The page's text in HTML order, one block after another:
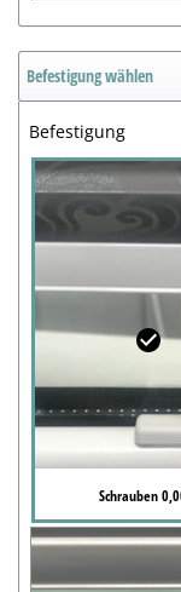
Befestigung wählen
Befestigung
Schrauben